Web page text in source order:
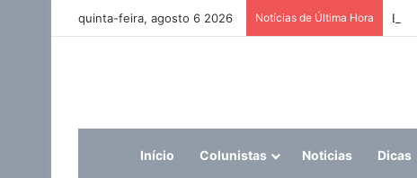
quinta-feira, agosto 6 2026 Notícias de Última Hora
Início Colunistas Noticias Dicas